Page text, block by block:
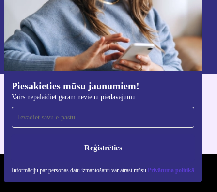
Piesakieties mūsu jaunumiem!
Vairs nepalaidiet garām nevienu piedāvājumu
Reģistrēties
Informāciju par personas datu izmantošanu var atrast mūsu Privātuma politikā
Reģistrēties
Informāciju par personas datu izmantošanu varat atrast mūsu
Privātuma politikā.
Lejupielādējiet refurbed lietotni
iOS un Android ierīcēm
REFURBED - RETHINK NEW.